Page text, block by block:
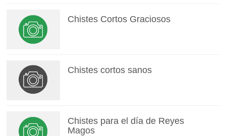
Chistes Cortos Graciosos
Chistes cortos sanos
Chistes para el día de Reyes
Magos